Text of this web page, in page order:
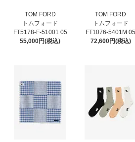
TOM FORD
トムフォード
FT5178-F-51001 05
55,000円(税込)
TOM FORD
トムフォード
FT1076-5401M 05
72,600円(税込)